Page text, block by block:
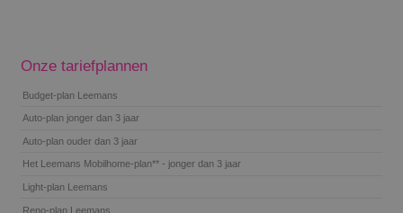
Onze tariefplannen
Budget-plan Leemans
Auto-plan jonger dan 3 jaar
Auto-plan ouder dan 3 jaar
Het Leemans Mobilhome-plan** - jonger dan 3 jaar
Light-plan Leemans
Reno-plan Leemans